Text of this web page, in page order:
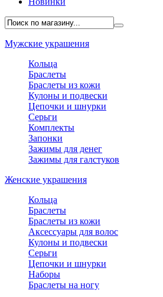
Мужские украшения
Кольца
Браслеты
Браслеты из кожи
Кулоны и подвески
Цепочки и шнурки
Серьги
Комплекты
Запонки
Зажимы для денег
Зажимы для галстуков
Женские украшения
Кольца
Браслеты
Браслеты из кожи
Аксессуары для волос
Кулоны и подвески
Серьги
Цепочки и шнурки
Наборы
Браслеты на ногу